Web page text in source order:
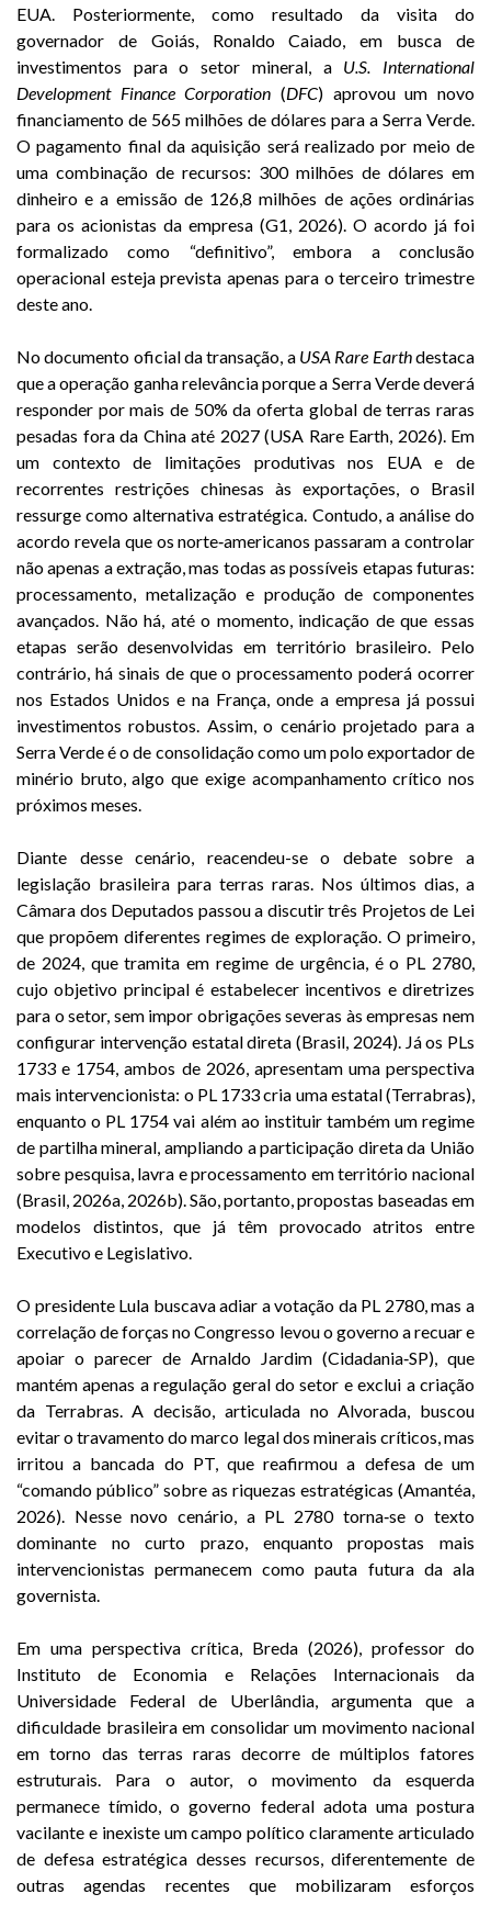
EUA. Posteriormente, como resultado da visita do
governador de Goiás, Ronaldo Caiado, em busca de
investimentos para o setor mineral, a U.S. International
Development Finance Corporation (DFC) aprovou um novo
financiamento de 565 milhões de dólares para a Serra Verde.
O pagamento final da aquisição será realizado por meio de
uma combinação de recursos: 300 milhões de dólares em
dinheiro e a emissão de 126,8 milhões de ações ordinárias
para os acionistas da empresa (G1, 2026). O acordo já foi
formalizado como “definitivo”, embora a conclusão
operacional esteja prevista apenas para o terceiro trimestre
deste ano.
No documento oficial da transação, a USA Rare Earthdestaca
que a operação ganha relevância porque a Serra Verde deverá
responder por mais de 50% da oferta global de terras raras
pesadas fora da China até 2027 (USA Rare Earth, 2026). Em
um contexto de limitações produtivas nos EUA e de
recorrentes restrições chinesas às exportações, o Brasil
ressurge como alternativa estratégica. Contudo, a análise do
acordo revela que os norte‑americanos passaram a controlar
não apenas a extração, mas todas as possíveis etapas futuras:
processamento, metalização e produção de componentes
avançados. Não há, até o momento, indicação de que essas
etapas serão desenvolvidas em território brasileiro. Pelo
contrário, há sinais de que o processamento poderá ocorrer
nos Estados Unidos e na França, onde a empresa já possui
investimentos robustos. Assim, o cenário projetado para a
Serra Verde é o de consolidação como um polo exportador de
minério bruto, algo que exige acompanhamento crítico nos
próximos meses.
Diante desse cenário, reacendeu-se o debate sobre a
legislação brasileira para terras raras. Nos últimos dias, a
Câmara dos Deputados passou a discutir três Projetos de Lei
que propõem diferentes regimes de exploração. O primeiro,
de 2024, que tramita em regime de urgência, é o PL 2780,
cujo objetivo principal é estabelecer incentivos e diretrizes
para o setor, sem impor obrigações severas às empresas nem
configurar intervenção estatal direta (Brasil, 2024). Já os PLs
1733 e 1754, ambos de 2026, apresentam uma perspectiva
mais intervencionista: o PL 1733 cria uma estatal (Terrabras),
enquanto o PL 1754 vai além ao instituir também um regime
de partilha mineral, ampliando a participação direta da União
sobre pesquisa, lavra e processamento em território nacional
(Brasil, 2026a, 2026b). São, portanto, propostas baseadas em
modelos distintos, que já têm provocado atritos entre
Executivo e Legislativo.
O presidente Lula buscava adiar a votação da PL 2780, mas a
correlação de forças no Congresso levou o governo a recuar e
apoiar o parecer de Arnaldo Jardim (Cidadania‑SP), que
mantém apenas a regulação geral do setor e exclui a criação
da Terrabras. A decisão, articulada no Alvorada, buscou
evitar o travamento do marco legal dos minerais críticos, mas
irritou a bancada do PT, que reafirmou a defesa de um
“comando público” sobre as riquezas estratégicas (Amantéa,
2026). Nesse novo cenário, a PL 2780 torna‑se o texto
dominante no curto prazo, enquanto propostas mais
intervencionistas permanecem como pauta futura da ala
governista.
Em uma perspectiva crítica, Breda (2026), professor do
Instituto de Economia e Relações Internacionais da
Universidade Federal de Uberlândia, argumenta que a
dificuldade brasileira em consolidar um movimento nacional
em torno das terras raras decorre de múltiplos fatores
estruturais. Para o autor, o movimento da esquerda
permanece tímido, o governo federal adota uma postura
vacilante e inexiste um campo político claramente articulado
de defesa estratégica desses recursos, diferentemente de
outras agendas recentes que mobilizaram esforços